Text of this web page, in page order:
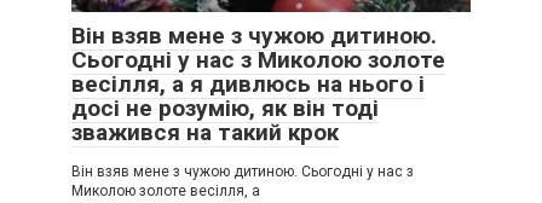
Він взяв мене з чужою дитиною.
Сьогодні у нас з Миколою золоте
весілля, а я дивлюсь на нього і
досі не розумію, як він тоді
зважився на такий крок
Він взяв мене з чужою дитиною. Сьогодні у нас з
Миколою золоте весілля, а